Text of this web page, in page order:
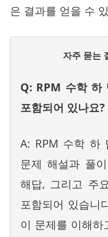
은 결과를 얻을 수
자주 묻는
Q: RPM 수학 하
포함되어 있나요?
A: RPM 수학 하
문제 해설과 풀
해답, 그리고 주
포함되어 있습니
이 문제를 이해